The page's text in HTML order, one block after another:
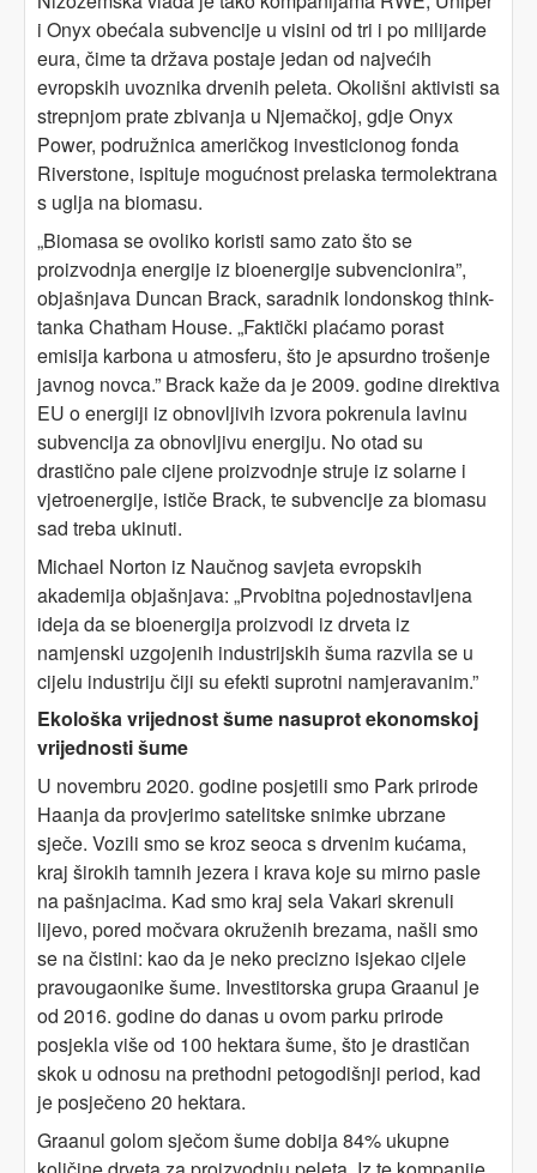
i Onyx obećala subvencije u visini od tri i po milijarde
eura, čime ta država postaje jedan od najvećih
evropskih uvoznika drvenih peleta. Okolišni aktivisti sa
strepnjom prate zbivanja u Njemačkoj, gdje Onyx
Power, podružnica američkog investicionog fonda
Riverstone, ispituje mogućnost prelaska termolektrana
s uglja na biomasu.
„Biomasa se ovoliko koristi samo zato što se
proizvodnja energije iz bioenergije subvencionira”,
objašnjava Duncan Brack, saradnik londonskog think-
tanka Chatham House. „Faktički plaćamo porast
emisija karbona u atmosferu, što je apsurdno trošenje
javnog novca.” Brack kaže da je 2009. godine direktiva
EU o energiji iz obnovljivih izvora pokrenula lavinu
subvencija za obnovljivu energiju. No otad su
drastično pale cijene proizvodnje struje iz solarne i
vjetroenergije, ističe Brack, te subvencije za biomasu
sad treba ukinuti.
Michael Norton iz Naučnog savjeta evropskih
akademija objašnjava: „Prvobitna pojednostavljena
ideja da se bioenergija proizvodi iz drveta iz
namjenski uzgojenih industrijskih šuma razvila se u
cijelu industriju čiji su efekti suprotni namjeravanim.”
Ekološka vrijednost šume nasuprot ekonomskoj
vrijednosti šume
U novembru 2020. godine posjetili smo Park prirode
Haanja da provjerimo satelitske snimke ubrzane
sječe. Vozili smo se kroz seoca s drvenim kućama,
kraj širokih tamnih jezera i krava koje su mirno pasle
na pašnjacima. Kad smo kraj sela Vakari skrenuli
lijevo, pored močvara okruženih brezama, našli smo
se na čistini: kao da je neko precizno isjekao cijele
pravougaonike šume. Investitorska grupa Graanul je
od 2016. godine do danas u ovom parku prirode
posjekla više od 100 hektara šume, što je drastičan
skok u odnosu na prethodni petogodišnji period, kad
je posječeno 20 hektara.
Graanul golom sječom šume dobija 84% ukupne